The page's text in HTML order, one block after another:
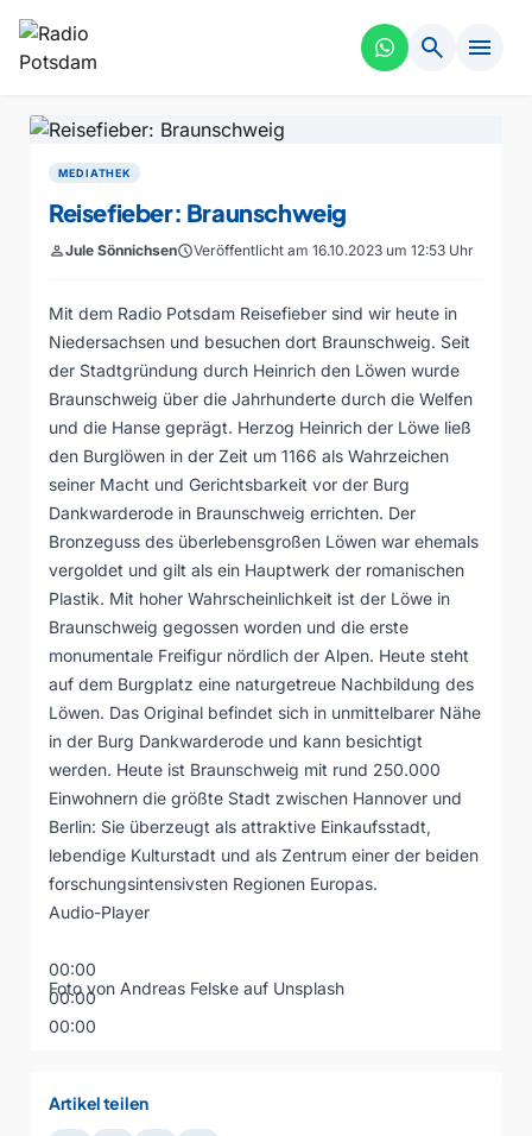
search menu
MEDIATHEK
Reisefieber: Braunschweig
personJule SönnichsenscheduleVeröffentlicht am 16.10.2023 um 12:53 Uhr
Mit dem Radio Potsdam Reisefieber sind wir heute in
Niedersachsen und besuchen dort Braunschweig. Seit
der Stadtgründung durch Heinrich den Löwen wurde
Braunschweig über die Jahrhunderte durch die Welfen
und die Hanse geprägt. Herzog Heinrich der Löwe ließ
den Burglöwen in der Zeit um 1166 als Wahrzeichen
seiner Macht und Gerichtsbarkeit vor der Burg
Dankwarderode in Braunschweig errichten. Der
Bronzeguss des überlebensgroßen Löwen war ehemals
vergoldet und gilt als ein Hauptwerk der romanischen
Plastik. Mit hoher Wahrscheinlichkeit ist der Löwe in
Braunschweig gegossen worden und die erste
monumentale Freifigur nördlich der Alpen. Heute steht
auf dem Burgplatz eine naturgetreue Nachbildung des
Löwen. Das Original befindet sich in unmittelbarer Nähe
in der Burg Dankwarderode und kann besichtigt
werden. Heute ist Braunschweig mit rund 250.000
Einwohnern die größte Stadt zwischen Hannover und
Berlin: Sie überzeugt als attraktive Einkaufsstadt,
lebendige Kulturstadt und als Zentrum einer der beiden
forschungsintensivsten Regionen Europas.
Audio-Player
00:00
00:00
00:00
Foto von Andreas Felske auf Unsplash
Artikel teilen